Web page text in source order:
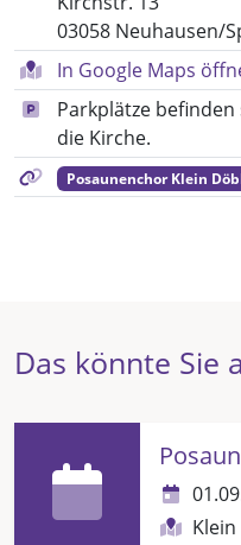
03058 Neuhausen/
In Google Maps
Parkplätze
die Kirche.
Posaunenchor Klein
Das könnte Sie